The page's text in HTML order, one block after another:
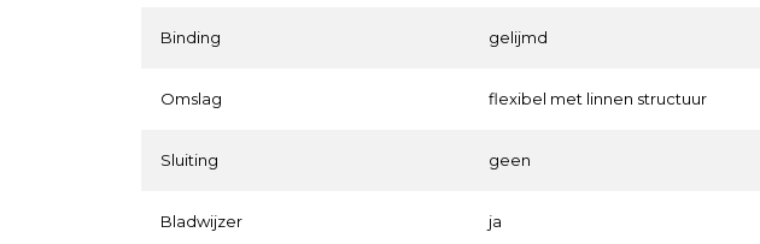
Binding gelijmd
Omslag flexibel met linnen structuur
Sluiting geen
Bladwijzer ja